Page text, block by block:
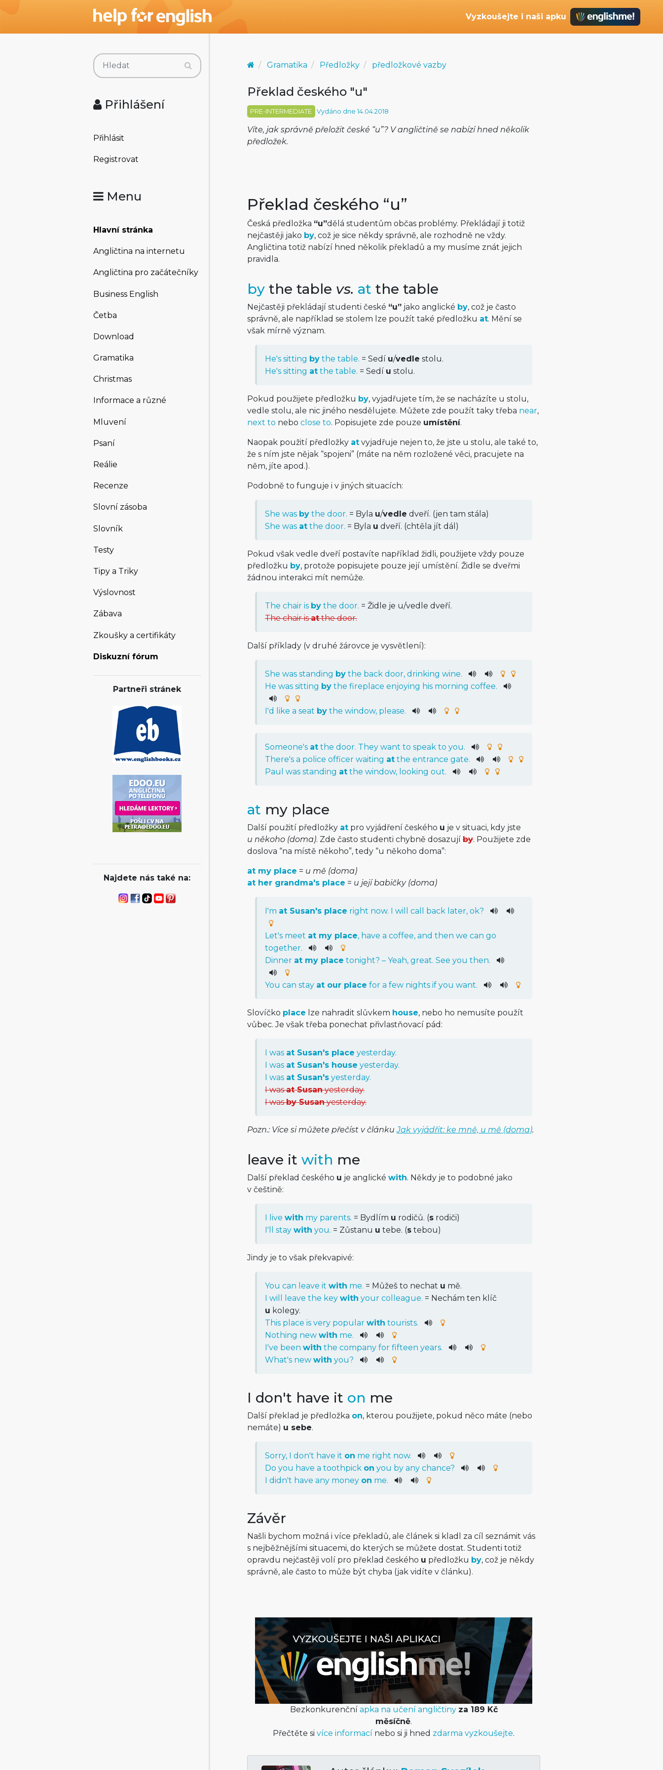
Vyzkoušejte i naši apku
Přihlášení
Přihlásit
Registrovat
Menu
Hlavní stránka
Angličtina na internetu
Angličtina pro začátečníky
Business English
Četba
Download
Gramatika
Christmas
Informace a různé
Mluvení
Psaní
Reálie
Recenze
Slovní zásoba
Slovník
Testy
Tipy a Triky
Výslovnost
Zábava
Zkoušky a certifikáty
Diskuzní fórum
Partneři stránek
Najdete nás také na:
Gramatika Předložky předložkové vazby
Překlad českého "u"
PRE-INTERMEDIATE Vydáno dne 14.04.2018
Víte, jak správně přeložit české “u”? V angličtině se nabízí hned několik
předložek.
Překlad českého “u”
Česká předložka “u”dělá studentům občas problémy. Překládají ji totiž
nejčastěji jako by, což je sice někdy správně, ale rozhodně ne vždy.
Angličtina totiž nabízí hned několik překladů a my musíme znát jejich
pravidla.
bythe table vs. at the table
Nejčastěji překládají studenti české “u”jako anglické by, což je často
správně, ale například se stolem lze použít také předložku at. Mění se
však mírně význam.
He's sitting bythe table. = Sedí u/vedle stolu.
He's sitting atthe table. = Sedí u stolu.
Pokud použijete předložku by, vyjadřujete tím, že se nacházíte u stolu,
vedle stolu, ale nic jiného nesdělujete. Můžete zde použít taky třeba near,
next to nebo close to. Popisujete zde pouze umístění.
Naopak použití předložky atvyjadřuje nejen to, že jste u stolu, ale také to,
že s ním jste nějak “spojeni” (máte na něm rozložené věci, pracujete na
něm, jíte apod.).
Podobně to funguje i v jiných situacích:
She was bythe door. = Byla u/vedle dveří. (jen tam stála)
She was atthe door. = Byla u dveří. (chtěla jít dál)
Pokud však vedle dveří postavíte například židli, použijete vždy pouze
předložku by, protože popisujete pouze její umístění. Židle se dveřmi
žádnou interakci mít nemůže.
The chair is bythe door. = Židle je u/vedle dveří.
The chair isatthe door.
Další příklady (v druhé žárovce je vysvětlení):
She was standing by the back door, drinking wine.
He was sitting by the fireplace enjoying his morning coffee.
I'd like a seat by the window, please.
Someone's at the door. They want to speak to you.
There's a police officer waiting at the entrance gate.
Paul was standing at the window, looking out.
at my place
Další použití předložky atpro vyjádření českého u je v situaci, kdy jste
u někoho (doma). Zde často studenti chybně dosazují by. Použijete zde
doslova “na místě někoho”, tedy “u někoho doma”:
at my place = u mě (doma)
at her grandma's place = u její babičky (doma)
I'm at Susan's place right now. I will call back later, ok?
Let's meet at my place, have a coffee, and then we can go
together.
Dinner at my place tonight? – Yeah, great. See you then.
You can stay at our place for a few nights if you want.
Slovíčko place lze nahradit slůvkem house, nebo ho nemusíte použít
vůbec. Je však třeba ponechat přivlastňovací pád:
I was at Susan's place yesterday.
I was at Susan's house yesterday.
I was at Susan'syester­day.
I wasat Susanyesterday.
I wasby Susanyesterday.
Pozn.: Více si můžete přečíst v článkuJak vyjádřit: ke mně, u mě (doma).
leave it with me
Další překlad českého u je anglické with. Někdy je to podobné jako
v češtině:
I live with my parents. = Bydlím u rodičů. (srodiči)
I'll stay with you. = Zůstanu u tebe. (stebou)
Jindy je to však překvapivé:
You can leave it with me. = Můžeš to nechat u mě.
I will leave the key with your colleague. = Nechám ten klíč
u kolegy.
This place is very popular with tourists.
Nothing new with me.
I've been with the company for fifteen years.
What's new with you?
I don't have it on me
Další překlad je předložka on, kterou použijete, pokud něco máte (nebo
nemáte) u sebe.
Sorry, I don't have it on me right now.
Do you have a toothpick on you by any chance?
I did n't have any money on me.
Závěr
Našli bychom možná i více překladů, ale článek si kladl za cíl seznámit vás
s nejběžnějšími situacemi, do kterých se můžete dostat. Studenti totiž
opravdu nejčastěji volí pro překlad českého u předložku by, což je někdy
správně, ale často to může být chyba (jak vidíte v článku).
Bezkonkurenční apka na učení angličtiny za 189 Kč
měsíčně.
Přečtěte sivíce informací nebo si ji hned zdarma vyzkoušejte.